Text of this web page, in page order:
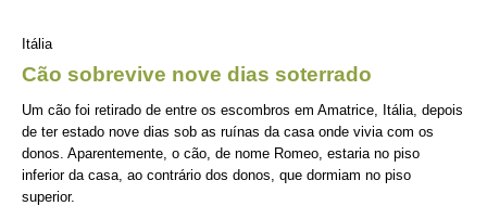
Itália
Cão sobrevive nove dias soterrado
Um cão foi retirado de entre os escombros em Amatrice, Itália, depois
de ter estado nove dias sob as ruínas da casa onde vivia com os
donos. Aparentemente, o cão, de nome Romeo, estaria no piso
inferior da casa, ao contrário dos donos, que dormiam no piso
superior.